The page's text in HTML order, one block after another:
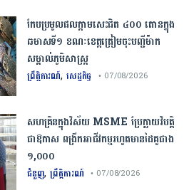
កែប​ប្រមូល​ផល​ក្តាម​សេះ​ជិត​ ​៤០០ ​តោន​ក្នុង​
ឆមាស​ទី​១​ ​ខណៈ​ខេត្ត​ត្រៀម​ចុះបញ្ជី​ម៉ាក​
សម្គាល់​ភូមិសាស្ត្រ​
ព្រឹត្តិការណ៍, សេដ្ឋកិច្ច • 07/08/2026
សហគ្រិនក្នុងវិស័យ MSME ប្រែក្លាយវិបត្តិ
ជាឱកាស ពង្រីកអាជីវកម្មរហូតមានដៃគូជាង
១,០០០
ជំនួញ,ព្រឹត្តិការណ៍ • 07/08/2026